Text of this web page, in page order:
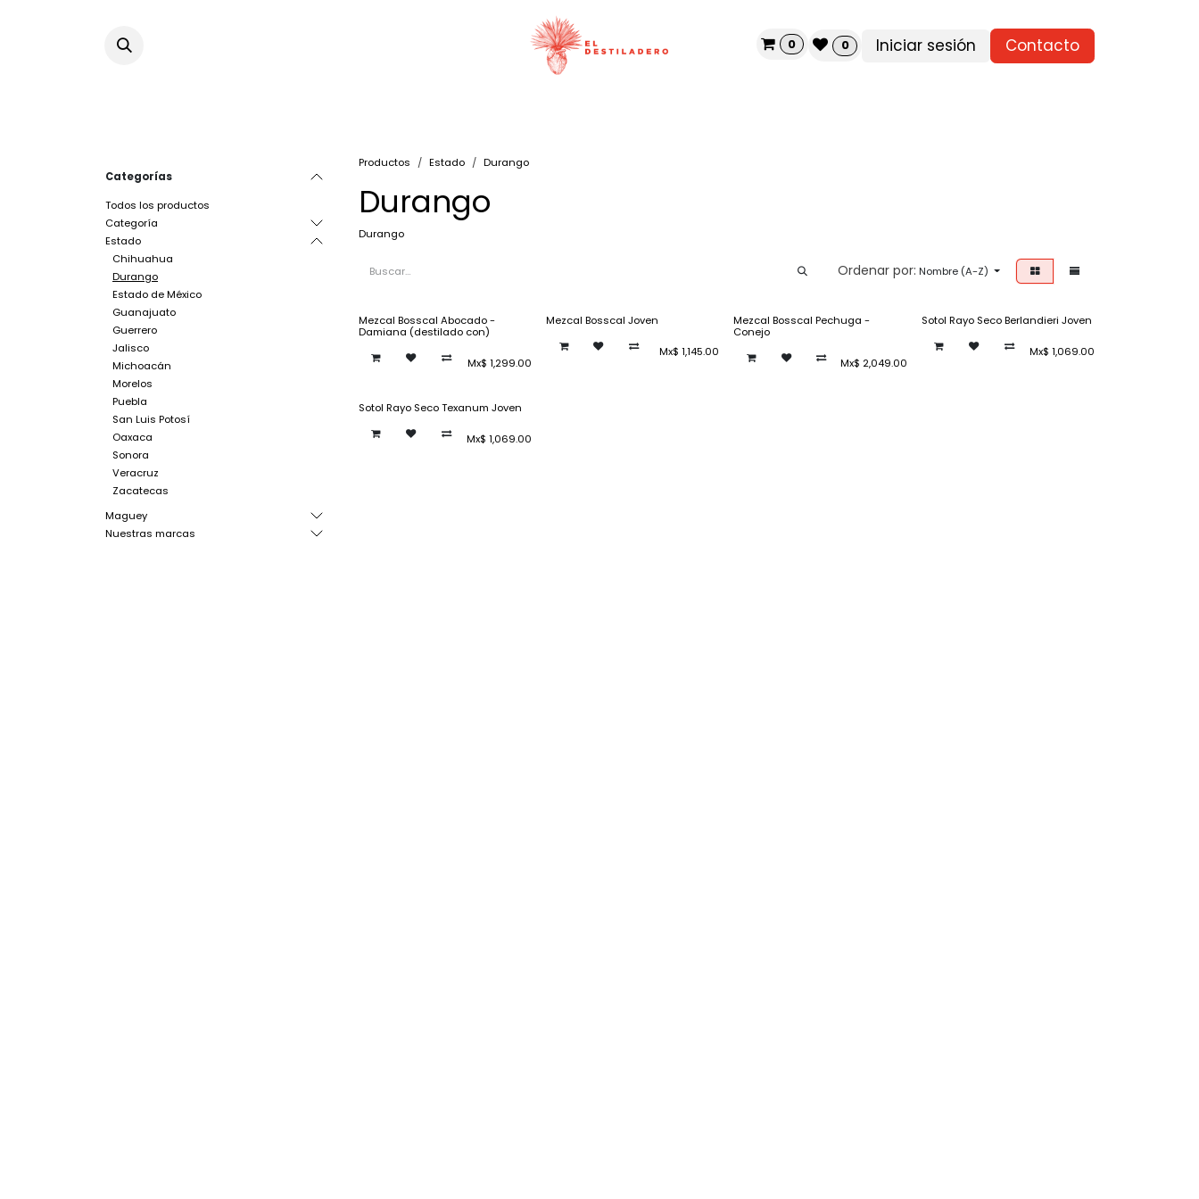
0 0 Iniciar sesión Contacto
Categorías
Todos los productos
Categoría
Estado
Chihuahua
Durango
Estado de México
Guanajuato
Guerrero
Jalisco
Michoacán
Morelos
Puebla
San Luis Potosí
Oaxaca
Sonora
Veracruz
Zacatecas
Maguey
Nuestras marcas
Productos Estado Durango
Durango
Durango
Ordenar por: Nombre (A-Z)
Mezcal Bosscal Abocado -
Damiana (destilado con)
Mx$1,299.00
Mezcal Bosscal Joven
Mx$1,145.00
Mezcal Bosscal Pechuga -
Conejo
Mx$ 2,049.00
Sotol Rayo Seco Berlandieri Joven
Mx$ 1,069.00
Sotol Rayo Seco Texanum Joven
Mx$1,069.00